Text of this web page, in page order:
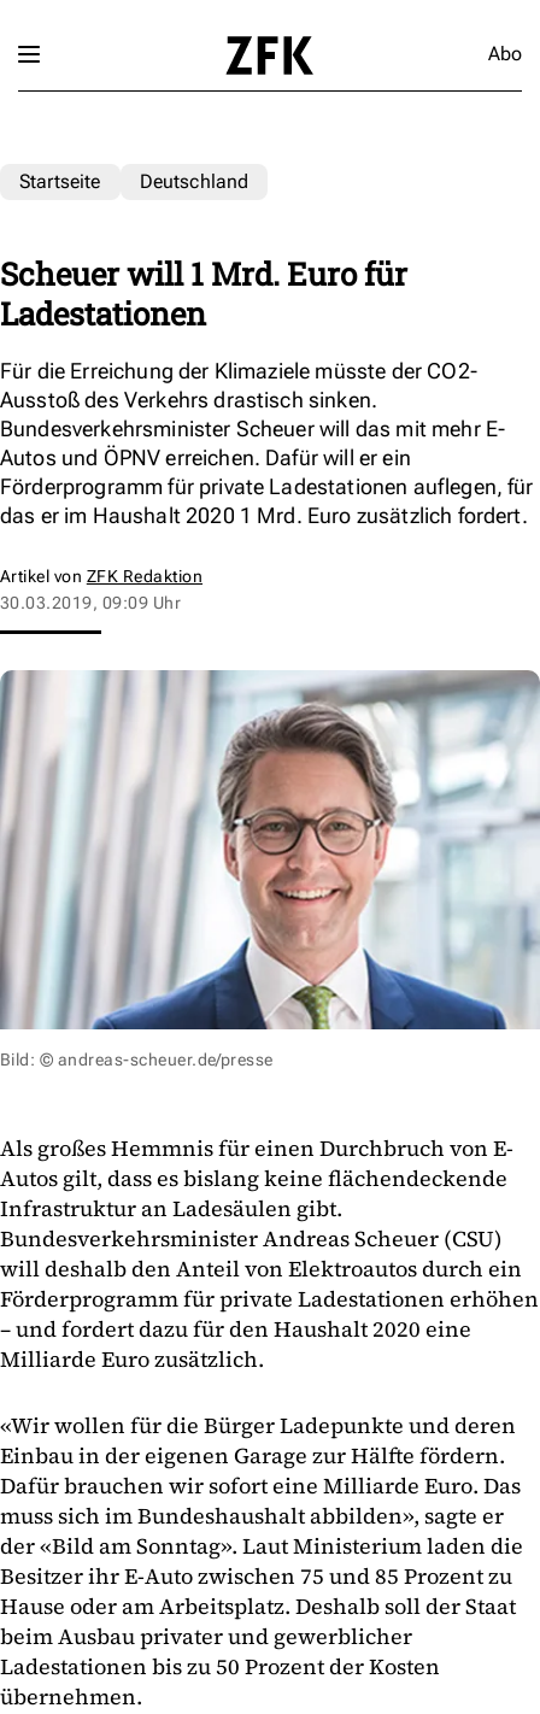
Abo
Startseite Deutschland
Scheuer will 1 Mrd. Euro für
Ladestationen
Für die Erreichung der Klimaziele müsste der CO2-
Ausstoß des Verkehrs drastisch sinken.
Bundesverkehrsminister Scheuer will das mit mehr E-
Autos und ÖPNV erreichen. Dafür will er ein
Förderprogramm für private Ladestationen auflegen, für
das er im Haushalt 2020 1 Mrd. Euro zusätzlich fordert.
Artikel von ZFK Redaktion
30.03.2019, 09:09 Uhr
Bild: © andreas-scheuer.de/presse
Als großes Hemmnis für einen Durchbruch von E-
Autos gilt, dass es bislang keine flächendeckende
Infrastruktur an Ladesäulen gibt.
Bundesverkehrsminister Andreas Scheuer (CSU)
will deshalb den Anteil von Elektroautos durch ein
Förderprogramm für private Ladestationen erhöhen
– und fordert dazu für den Haushalt 2020 eine
Milliarde Euro zusätzlich.
«Wir wollen für die Bürger Ladepunkte und deren
Einbau in der eigenen Garage zur Hälfte fördern.
Dafür brauchen wir sofort eine Milliarde Euro. Das
muss sich im Bundeshaushalt abbilden», sagte er
der «Bild am Sonntag». Laut Ministerium laden die
Besitzer ihr E-Auto zwischen 75 und 85 Prozent zu
Hause oder am Arbeitsplatz. Deshalb soll der Staat
beim Ausbau privater und gewerblicher
Ladestationen bis zu 50 Prozent der Kosten
übernehmen.